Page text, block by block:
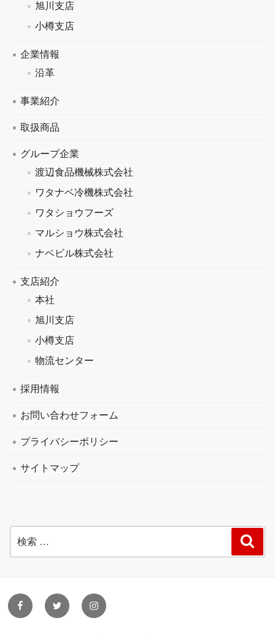
旭川支店
小樽支店
企業情報
沿革
事業紹介
取扱商品
グループ企業
渡辺食品機械株式会社
ワタナベ冷機株式会社
ワタショウフーズ
マルショウ株式会社
ナベビル株式会社
支店紹介
本社
旭川支店
小樽支店
物流センター
採用情報
お問い合わせフォーム
プライバシーポリシー
サイトマップ
索:
facebooktwitter instagram